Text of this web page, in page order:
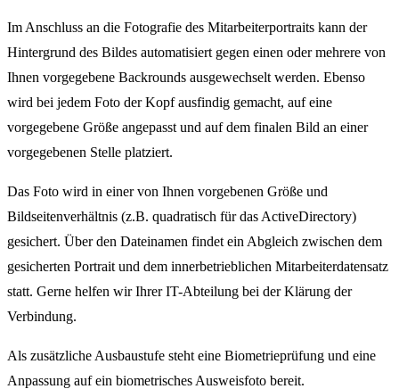
Im Anschluss an die Fotografie des Mitarbeiterportraits kann der
Hintergrund des Bildes automatisiert gegen einen oder mehrere von
Ihnen vorgegebene Backrounds ausgewechselt werden. Ebenso
wird bei jedem Foto der Kopf ausfindig gemacht, auf eine
vorgegebene Größe angepasst und auf dem finalen Bild an einer
vorgegebenen Stelle platziert.
Das Foto wird in einer von Ihnen vorgebenen Größe und
Bildseitenverhältnis (z.B. quadratisch für das ActiveDirectory)
gesichert. Über den Dateinamen findet ein Abgleich zwischen dem
gesicherten Portrait und dem innerbetrieblichen Mitarbeiterdatensatz
statt. Gerne helfen wir Ihrer IT-Abteilung bei der Klärung der
Verbindung.
Als zusätzliche Ausbaustufe steht eine Biometrieprüfung und eine
Anpassung auf ein biometrisches Ausweisfoto bereit.